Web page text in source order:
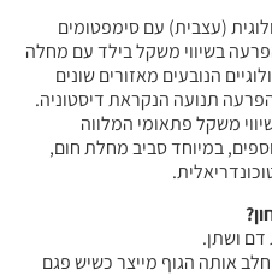
(עצבית) עם סימפטומים
בשיווי משקל בילד עם מחלה
הנובעים מאזורים שונים
תנועה הנקראת דיסטוניה.
משקל פתאומי המלווה
במיוחד סביב מחלת חום,
ושתן.
אותה הגוף מייצר כשיש פגם